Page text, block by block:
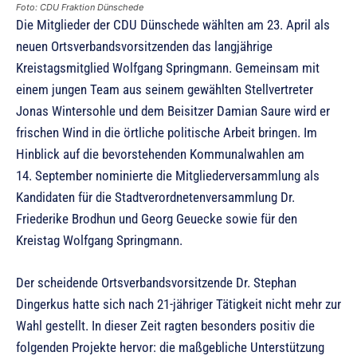
Foto: CDU Fraktion Dünschede
Die Mitglieder der CDU Dünschede wählten am 23. April als
neuen Ortsverbandsvorsitzenden das langjährige
Kreistagsmitglied Wolfgang Springmann. Gemeinsam mit
einem jungen Team aus seinem gewählten Stellvertreter
Jonas Wintersohle und dem Beisitzer Damian Saure wird er
frischen Wind in die örtliche politische Arbeit bringen. Im
Hinblick auf die bevorstehenden Kommunalwahlen am
14. September nominierte die Mitgliederversammlung als
Kandidaten für die Stadtverordnetenversammlung Dr.
Friederike Brodhun und Georg Geuecke sowie für den
Kreistag Wolfgang Springmann.
Der scheidende Ortsverbandsvorsitzende Dr. Stephan
Dingerkus hatte sich nach 21-jähriger Tätigkeit nicht mehr zur
Wahl gestellt. In dieser Zeit ragten besonders positiv die
folgenden Projekte hervor: die maßgebliche Unterstützung